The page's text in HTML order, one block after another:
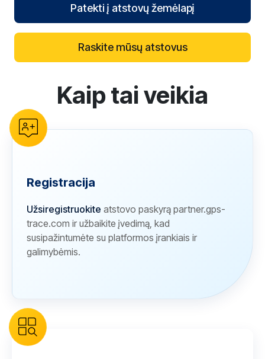
Patekti į atstovų žemėlapį
Raskite mūsų atstovus
reCAPTCHA verificationKaip tai veikia
Registracija
Užsiregistruokite atstovo paskyrą partner.gps-
trace.com ir užbaikite įvedimą, kad
susipažintumėte su platformos įrankiais ir
galimybėmis.